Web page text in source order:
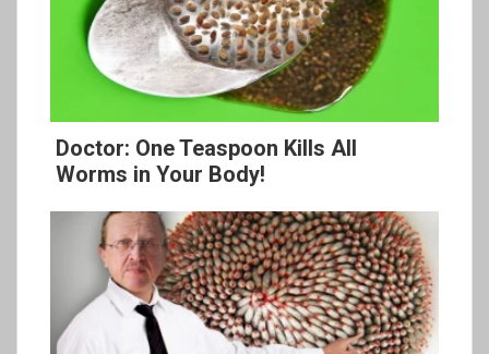
Doctor: One Teaspoon Kills All
Worms in Your Body!